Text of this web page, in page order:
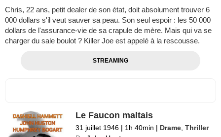
Chris, 22 ans, petit dealer de son état, doit absolument trouver 6
000 dollars s'il veut sauver sa peau. Son seul espoir : les 50 000
dollars de l'assurance-vie de sa crapule de mère. Mais qui va se
charger du sale boulot ? Killer Joe est appelé à la rescousse.
STREAMING
Le Faucon maltais
31 juillet 1946 | 1h 40min | Drame,Thriller